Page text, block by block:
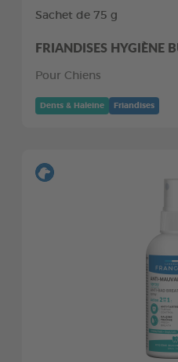
Sachet de 75 g
FRIANDISES HYGIÈNE
Pour Chiens
Dents & Haleine Friandises